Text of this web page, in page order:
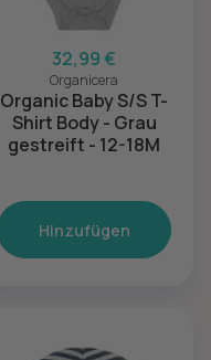
32,99 €
Organicera
Organic Baby S/S T-
Shirt Body - Grau
gestreift - 12-18M
Hinzufügen